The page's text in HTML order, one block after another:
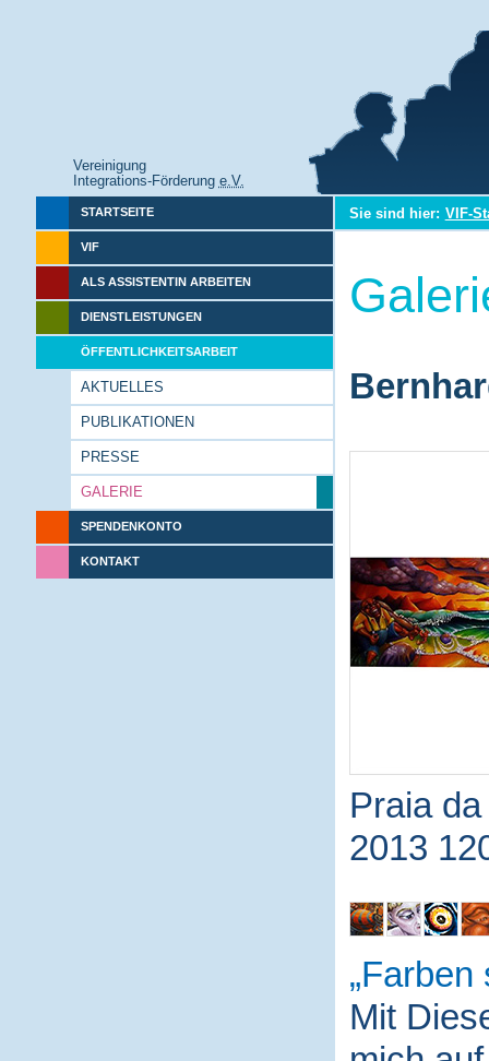
Vereinigung
Integrations-Förderung e.V.
STARTSEITE
VIF
ALS ASSISTENTIN ARBEITEN
DIENSTLEISTUNGEN
ÖFFENTLICHKEITSARBEIT
AKTUELLES
PUBLIKATIONEN
PRESSE
GALERIE
SPENDENKONTO
KONTAKT
Sie sind hier: VIF-
Praia
2013
Farben
Mit